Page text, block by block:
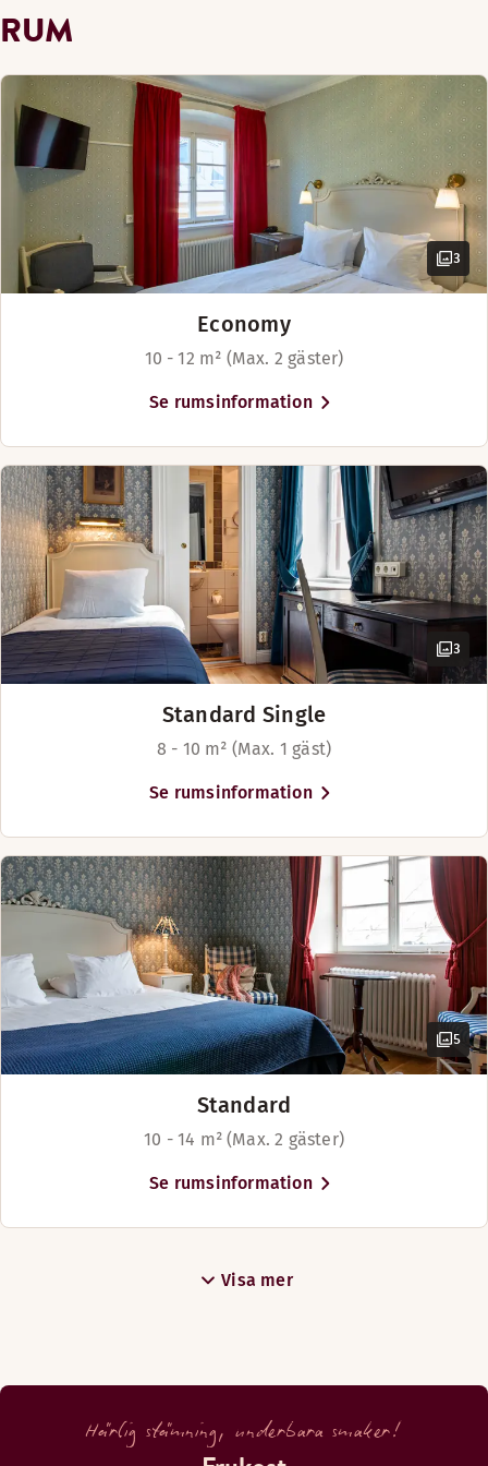
RUM
3
Economy
10 - 12 m² (Max. 2 gäster)
Se rumsinformation
3
Standard Single
8 - 10 m² (Max. 1 gäst)
Se rumsinformation
5
Standard
10 - 14 m² (Max. 2 gäster)
Se rumsinformation
Visa mer
Härlig stämning, underbara smaker!
Queen size-säng (160 cm)